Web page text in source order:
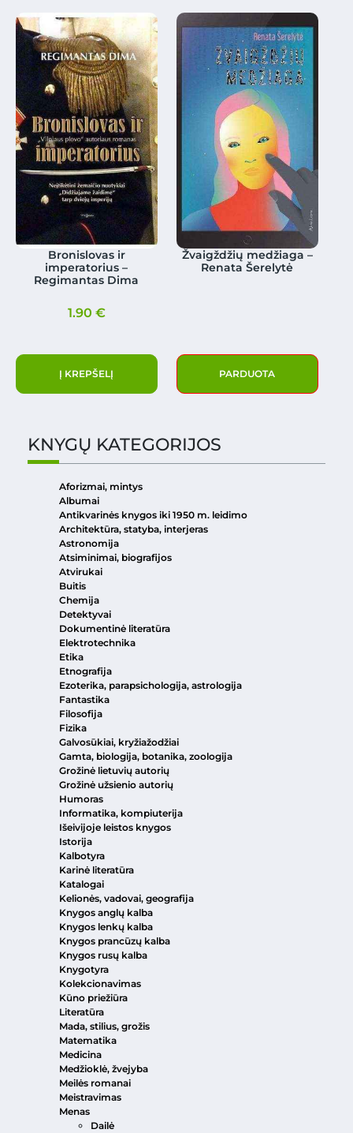
Bronislovas ir
imperatorius –
Regimantas Dima
1.90 €
Į KREPŠELĮ
Žvaigždžių medžiaga –
Renata Šerelytė
PARDUOTA
KNYGŲ KATEGORIJOS
Aforizmai, mintys
Albumai
Antikvarinės knygos iki 1950 m. leidimo
Architektūra, statyba, interjeras
Astronomija
Atsiminimai, biografijos
Atvirukai
Buitis
Chemija
Detektyvai
Dokumentinė literatūra
Elektrotechnika
Etika
Etnografija
Ezoterika, parapsichologija, astrologija
Fantastika
Filosofija
Fizika
Galvosūkiai, kryžiažodžiai
Gamta, biologija, botanika, zoologija
Grožinė lietuvių autorių
Grožinė užsienio autorių
Humoras
Informatika, kompiuterija
Išeivijoje leistos knygos
Istorija
Kalbotyra
Karinė literatūra
Katalogai
Kelionės, vadovai, geografija
Knygos anglų kalba
Knygos lenkų kalba
Knygos prancūzų kalba
Knygos rusų kalba
Knygotyra
Kolekcionavimas
Kūno priežiūra
Literatūra
Mada, stilius, grožis
Matematika
Medicina
Medžioklė, žvejyba
Meilės romanai
Meistravimas
Menas
Dailė